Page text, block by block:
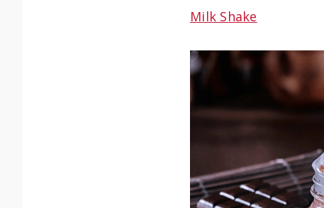
Milk Shake